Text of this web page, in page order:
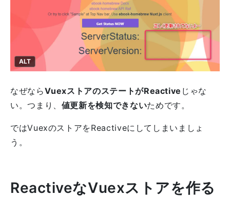
ALT
なぜならVuexストアのステートがReactive じゃな
い。つまり、 値更新を検知できないためです。
ではVuexのストアをReactiveにしてしまいましょ
う。
ReactiveなVuexストアを作る